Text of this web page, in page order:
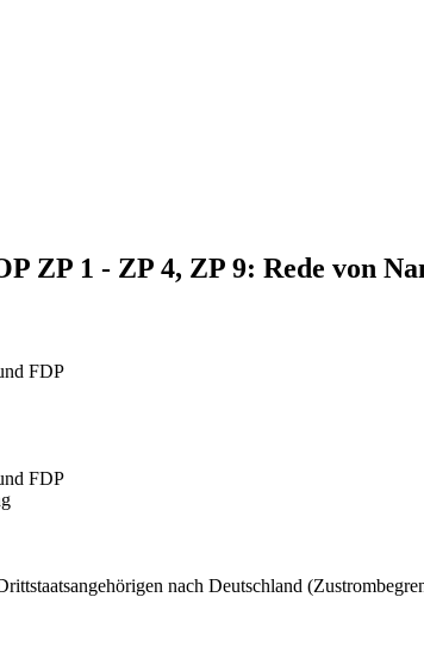
ZP 1 - ZP 4, ZP 9: Rede von
FDP
FDP
nach Deutschland